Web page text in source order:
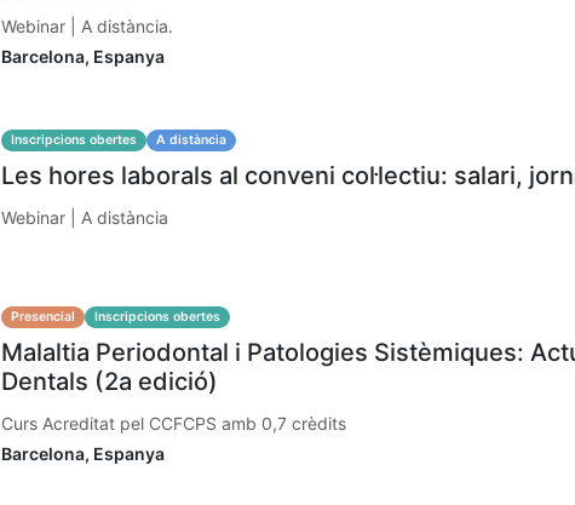
Webinar | A distància.
Barcelona, Espanya
Inscripcions obertes A distància
Les hores laborals al conveni col·lectiu: salari,
Webinar | A distància
Presencial Inscripcions obertes
Malaltia Periodontal i Patologies Sistèmiques:
Dentals (2a edició)
Curs Acreditat pel CCFCPS amb 0,7 crèdits
Barcelona, Espanya